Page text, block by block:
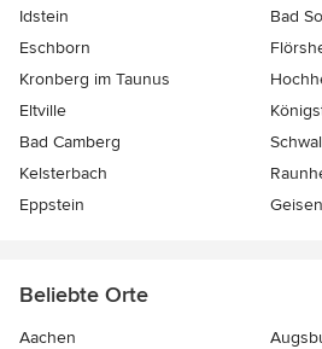
Idstein
Bad
Eschborn
Kronberg im Taunus
Eltville
Bad Camberg
Kelsterbach
Eppstein
Beliebte Orte
Aachen